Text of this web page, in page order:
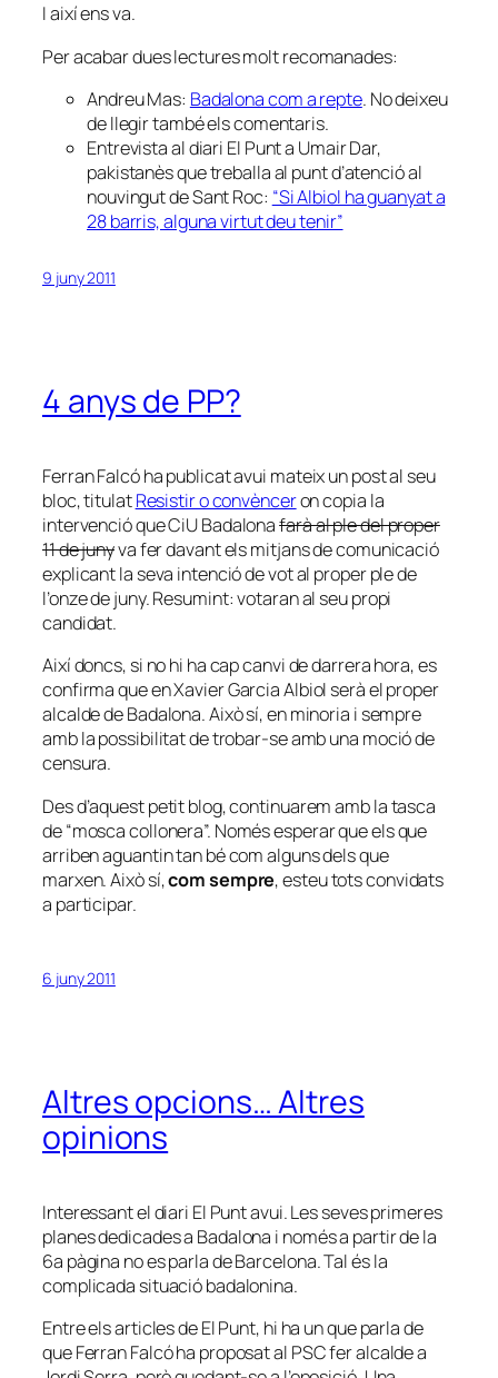
I així ens va.
Per acabar dues lectures molt recomanades:
Andreu Mas: Badalona com a repte. No deixeu
de llegir també els comentaris.
Entrevista al diari El Punt a Umair Dar,
pakistanès que treballa al punt d’atenció al
nouvingut de Sant Roc: “Si Albiol ha guanyat a
28 barris, alguna virtut deu tenir”
9 juny 2011
4 anys de PP?
Ferran Falcó ha publicat avui mateix un post al seu
bloc, titulatResistir o convènceron copia la
intervenció que CiU Badalonafarà al ple del proper
11 de junyva fer davant els mitjans de comunicació
explicant la seva intenció de vot al proper ple de
l’onze de juny. Resumint: votaran al seu propi
candidat.
Així doncs, si no hi ha cap canvi de darrera hora, es
confirma que en Xavier Garcia Albiol serà el proper
alcalde de Badalona. Això sí, en minoria i sempre
amb la possibilitat de trobar-se amb una moció de
censura.
Des d’aquest petit blog, continuarem amb la tasca
de “mosca collonera”. Només esperar que els que
arriben aguantin tan bé com alguns dels que
marxen. Això sí,com sempre, esteu tots convidats
a participar.
6 juny 2011
Altres opcions… Altres
opinions
Interessant el diari El Punt avui. Les seves primeres
planes dedicades a Badalona i només a partir de la
6a pàgina no es parla de Barcelona. Tal és la
complicada situació badalonina.
Entre els articles de El Punt, hi ha un que parla de
que Ferran Falcó ha proposat al PSC fer alcalde a